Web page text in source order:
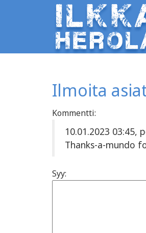
Ilmoita
Kommentti:
10.01.2023 03:45,
Thanks-a-mundo
Syy: